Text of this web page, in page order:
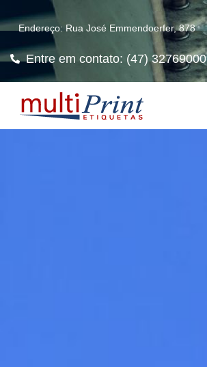
Endereço: Rua José Emmendoerfer, 878
Entre em contato: (47) 32769000